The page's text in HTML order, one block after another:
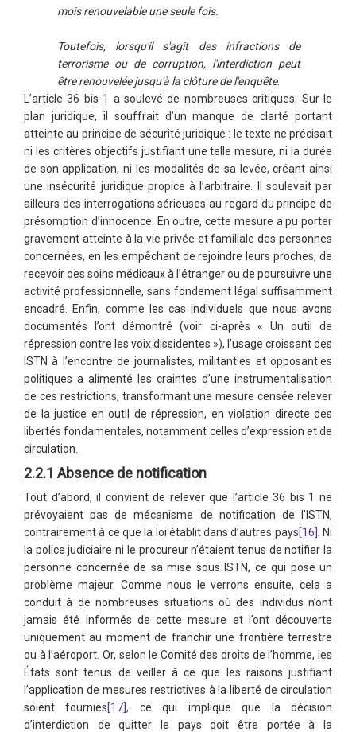
mois renouvelable une seule fois.
Toutefois, lorsqu'il s'agit des infractions de
terrorisme ou de corruption, l'interdiction peut
être renouvelée jusqu'à la clôture de l'enquête.
L’article 36 bis 1 a soulevé de nombreuses critiques. Sur le
plan juridique, il souffrait d’un manque de clarté portant
atteinte au principe de sécurité juridique : le texte ne précisait
ni les critères objectifs justifiant une telle mesure, ni la durée
de son application, ni les modalités de sa levée, créant ainsi
une insécurité juridique propice à l’arbitraire. Il soulevait par
ailleurs des interrogations sérieuses au regard du principe de
présomption d’innocence. En outre, cette mesure a pu porter
gravement atteinte à la vie privée et familiale des personnes
concernées, en les empêchant de rejoindre leurs proches, de
recevoir des soins médicaux à l’étranger ou de poursuivre une
activité professionnelle, sans fondement légal suffisamment
encadré. Enfin, comme les cas individuels que nous avons
documentés l’ont démontré (voir ci-après « Un outil de
répression contre les voix dissidentes »), l’usage croissant des
ISTN à l’encontre de journalistes, militant·es et opposant·es
politiques a alimenté les craintes d’une instrumentalisation
de ces restrictions, transformant une mesure censée relever
de la justice en outil de répression, en violation directe des
libertés fondamentales, notamment celles d’expression et de
circulation.
2.2.1 Absence de notification
Tout d’abord, il convient de relever que l’article 36 bis 1 ne
prévoyaient pas de mécanisme de notification de l’ISTN,
contrairement à ce que la loi établit dans d’autres pays[16]
. Ni
la police judiciaire ni le procureur n’étaient tenus de notifier la
personne concernée de sa mise sous ISTN, ce qui pose un
problème majeur. Comme nous le verrons ensuite, cela a
conduit à de nombreuses situations où des individus n’ont
jamais été informés de cette mesure et l’ont découverte
uniquement au moment de franchir une frontière terrestre
ou à l’aéroport. Or, selon le Comité des droits de l’homme, les
États sont tenus de veiller à ce que les raisons justifiant
l’application de mesures restrictives à la liberté de circulation
soient fournies[17], ce qui implique que la décision
d’interdiction de quitter le pays doit être portée à la